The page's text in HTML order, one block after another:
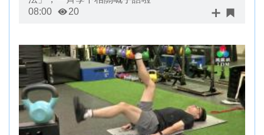
08:00
20